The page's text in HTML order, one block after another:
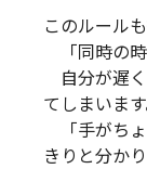
このルール
「同時の時
自分が遅く
てしまいます
「手がちょ
きりと分かり